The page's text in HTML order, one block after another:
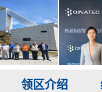
领区介绍